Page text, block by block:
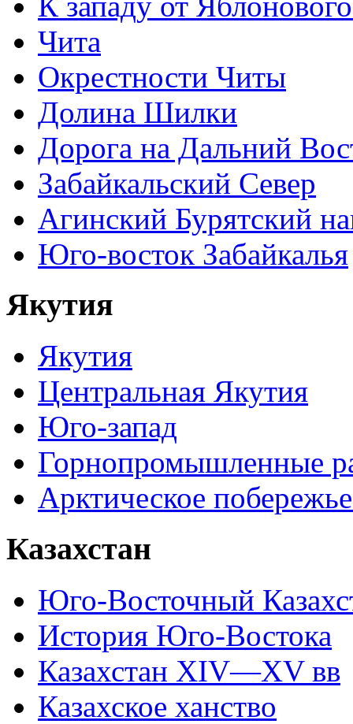
Чита
Окрестности Читы
Долина Шилки
Дорога на Дальний
Забайкальский Север
Агинский Бурятский
Юго-восток Забайкалья
Якутия
Якутия
Центральная Якутия
Юго-запад
Горнопромышленные
Арктическое
Казахстан
Юго-Восточный
История Юго-Востока
Казахстан XIV—XV вв
Казахское ханство